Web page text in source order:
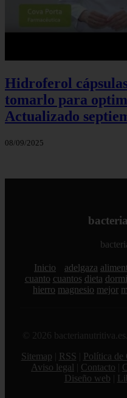
Hidroferol
tomarlo para
Actualizado
08/09/2025
Inicio adelgaza
cuanto cuantos dieta
hierro magnesio mejor
© 2026
Sitemap
RSS Política de
Aviso legal
Contacto
Diseño web